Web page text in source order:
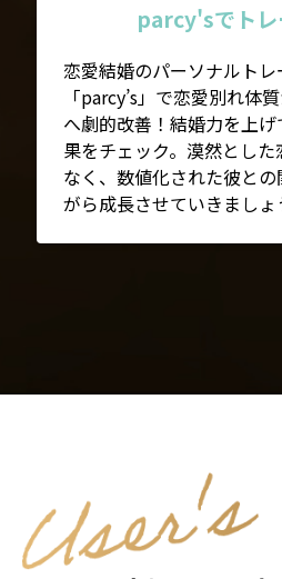
parcy'sでトレ
恋愛結婚のパーソナルト
「parcy’s」で恋愛別れ体
へ劇的改善！結婚力を上
果をチェック。漠然とし
なく、数値化された彼と
がら成長させていきましょ